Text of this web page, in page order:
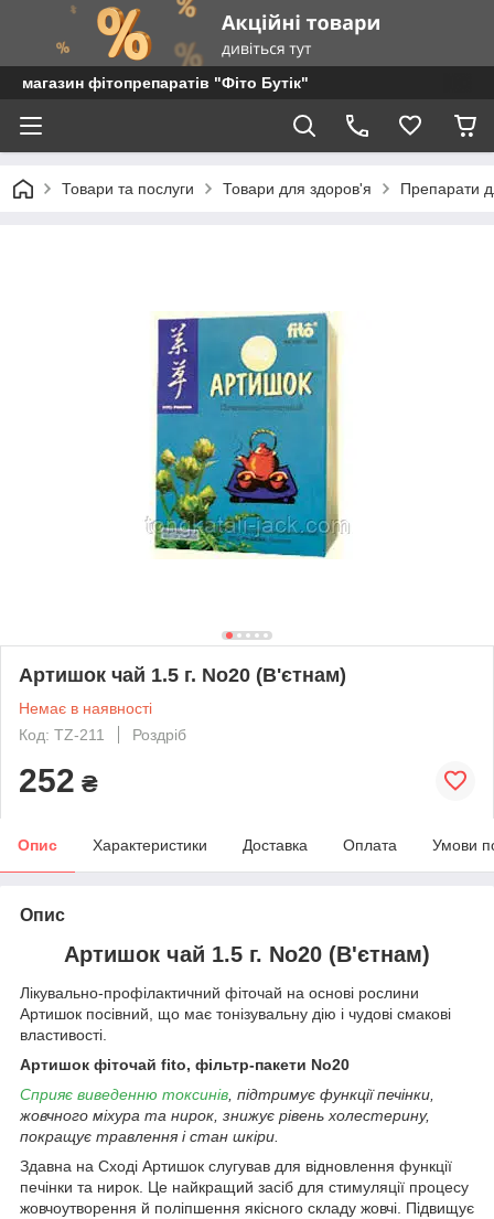
магазин фітопрепаратів "Фіто Бутік"
Товари та послуги Товари для здоров'я Препарати
Артишок чай 1.5 г. No20 (В'єтнам)
Немає в наявності
Код: TZ-211
Роздріб
252 ₴
Опис Характеристики Доставка Оплата Умови
Опис
Артишок чай 1.5 г. No20 (В'єтнам)
Лікувально-профілактичний фіточай на основі рослини
Артишок посівний, що має тонізувальну дію і чудові смакові
властивості.
Артишок фіточай fito, фільтр-пакети No20
Сприяє виведенню токсинів, підтримує функції печінки,
жовчного міхура та нирок, знижує рівень холестерину,
покращує травлення і стан шкіри.
Здавна на Сході Артишок слугував для відновлення функції
печінки та нирок. Це найкращий засіб для стимуляції процесу
жовчоутворення й поліпшення якісного складу жовчі. Підвищує